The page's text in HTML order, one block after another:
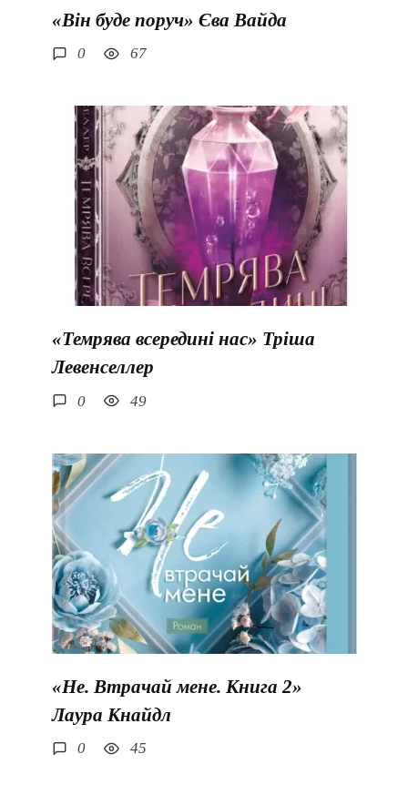
«Він буде поруч» Єва Вайда
0 67
«Темрява всередині нас» Тріша
Левенселлер
0 49
«Не. Втрачай мене. Книга 2»
Лаура Кнайдл
0 45